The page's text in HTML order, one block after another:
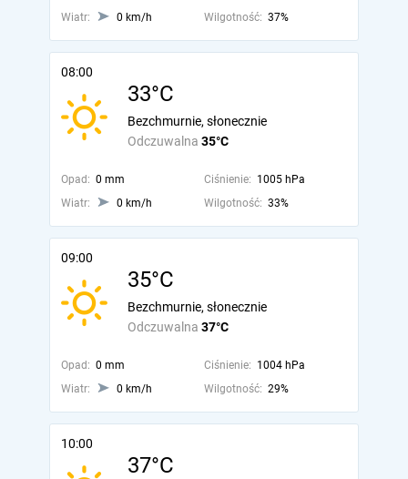
Wiatr: 0 km/h Wilgotność: 37%
08:00
33°C
Odczuwalna 35°C
Bezchmurnie, słonecznie
Opad: 0 mm Ciśnienie: 1005 hPa
Wiatr:
0 km/h Wilgotność: 33%
09:00
35°C
Odczuwalna 37°C
Bezchmurnie, słonecznie
Opad: 0 mm Ciśnienie: 1004 hPa
Wiatr:
0 km/h Wilgotność: 29%
10:00
37°C